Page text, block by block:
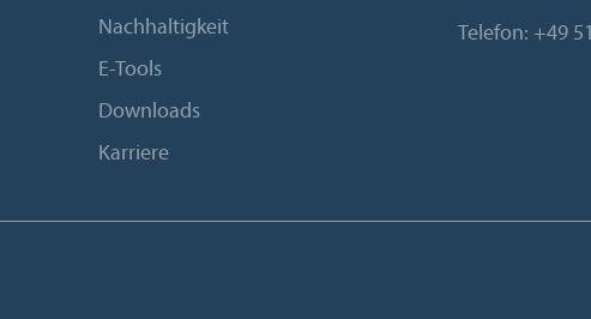
Nachhaltigkeit
E-Tools
Downloads
Karriere
Telefon: +49